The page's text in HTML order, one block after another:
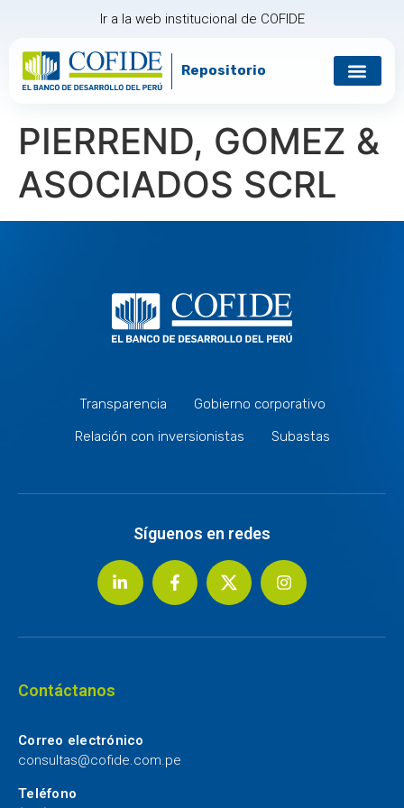
Ir a la web institucional de COFIDE
Repositorio
PIERREND, GOMEZ &
ASOCIADOS SCRL
Transparencia
Gobierno corporativo
Relación con inversionistas
Subastas
Síguenos en redes
Contáctanos
Correo electrónico
consultas@cofide.com.pe
Teléfono